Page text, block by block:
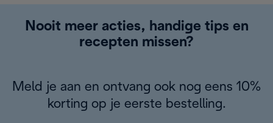
Nooit meer acties, handige tips en
recepten missen?
Meld je aan en ontvang ook nog eens 10%
korting op je eerste bestelling.